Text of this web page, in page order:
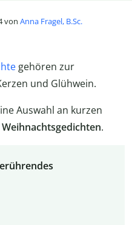
von Anna Fragel, B.Sc.
gehören zur
und Glühwein.
Auswahl an kurzen
.